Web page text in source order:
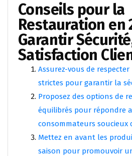
Conseils pour la
Restauration en
Garantir
Satisfaction
Assurez-vous de respecter
strictes pour garantir la
Proposez des options de
équilibrés pour répondre
consommateurs soucieux
Mettez en avant les
saison pour promouvoir